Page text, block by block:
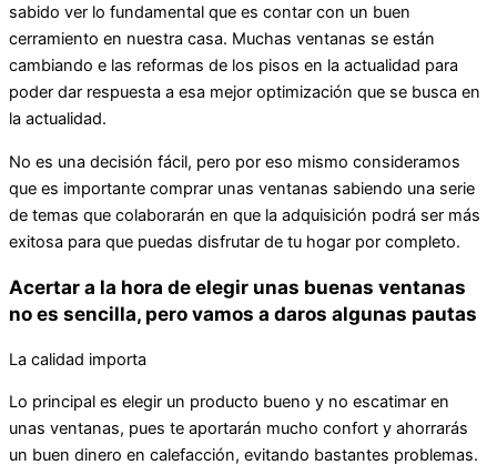
sabido ver lo fundamental que es contar con un buen
cerramiento en nuestra casa. Muchas ventanas se están
cambiando e las reformas de los pisos en la actualidad para
poder dar respuesta a esa mejor optimización que se busca en
la actualidad.
No es una decisión fácil, pero por eso mismo consideramos
que es importante comprar unas ventanas sabiendo una serie
de temas que colaborarán en que la adquisición podrá ser más
exitosa para que puedas disfrutar de tu hogar por completo.
Acertar a la hora de elegir unas buenas ventanas
no es sencilla, pero vamos a daros algunas pautas
La calidad importa
Lo principal es elegir un producto bueno y no escatimar en
unas ventanas, pues te aportarán mucho confort y ahorrarás
un buen dinero en calefacción, evitando bastantes problemas.